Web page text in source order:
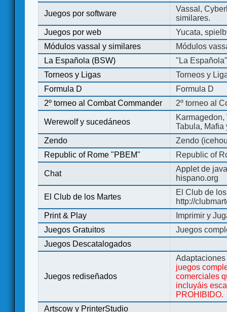
Juegos por software
Vassal,
similares.
Juegos por web
Yucata,
Módulos vassal y similares
Módulos
La Española (BSW)
"La
Torneos y Ligas
Torneos y
Formula D
Formula D
2º torneo al Combat Commander
2º torneo al
Werewolf y sucedáneos
Tabula, Mafia
Zendo
Zendo
Republic of Rome "PBEM"
Republic of
Chat
Applet de
hispano.org
El Club de los Martes
El Club de
http://
Print & Play
Imprimir y
Juegos Gratuitos
Juegos
Juegos Descatalogados
Juegos rediseñados
juegos
comerciales
incluyáis
PROHIBIDO.
Artscow y PrinterStudio